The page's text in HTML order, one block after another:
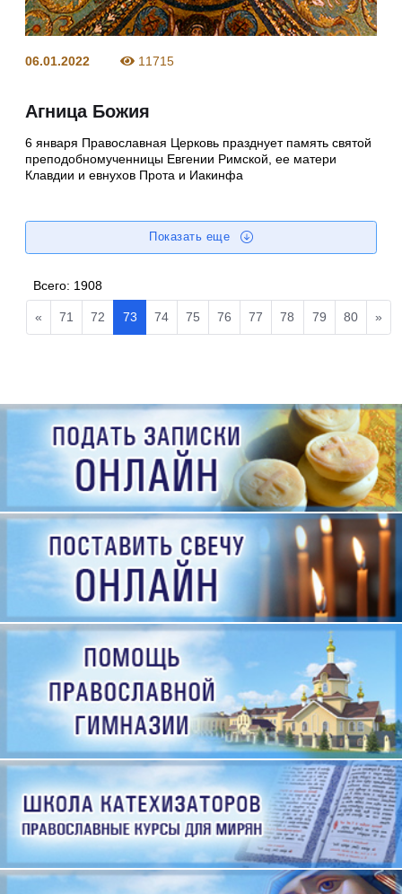
06.01.2022 11715
Агница Божия
6 января Православная Церковь празднует память святой
преподобномученницы Евгении Римской, ее матери
Клавдии и евнухов Прота и Иакинфа
Показать еще
Всего: 1908
« 71 72 73 74 75 76 77 78 79 80 »